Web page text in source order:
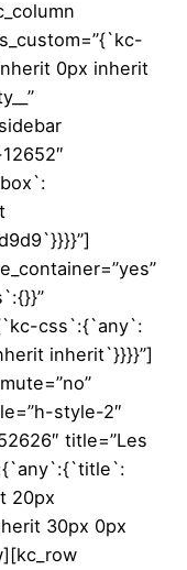
0px inherit
css`:{`any`:
inherit`}}}}”]
style-2″
title=”Les
20px
30px 0px